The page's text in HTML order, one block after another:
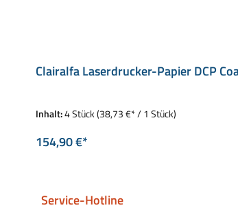
Clairalfa Laserdrucker-Papier DCP
Inhalt:4 Stück(38,73 €* / 1 Stück)
154,90 €*
Service-Hotline